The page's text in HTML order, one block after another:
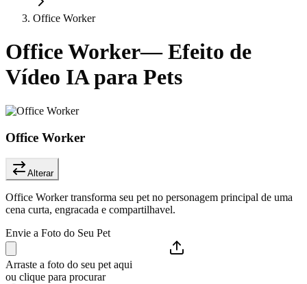
Office Worker
Office Worker— Efeito de
Vídeo IA para Pets
Office Worker
Alterar
Office Worker transforma seu pet no personagem principal de uma
cena curta, engracada e compartilhavel.
Envie a Foto do Seu Pet
Arraste a foto do seu pet aqui
ou clique para procurar